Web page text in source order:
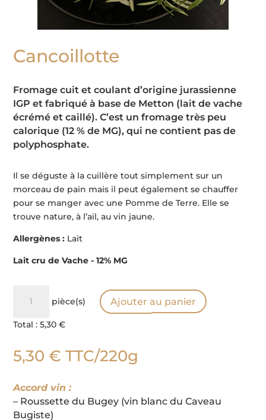
Cancoillotte
Fromage cuit et coulant d’origine jurassienne
IGP et fabriqué à base de Metton (lait de vache
écrémé et caillé). C’est un fromage très peu
calorique (12 % de MG), qui ne contient pas de
polyphosphate.
Il se déguste à la cuillère tout simplement sur un
morceau de pain mais il peut également se chauffer
pour se manger avec une Pomme de Terre. Elle se
trouve nature, à l’ail, au vin jaune.
Allergènes : Lait
Lait cru de Vache - 12% MG
Cancoillotte
pièce(s) Ajouter au panier
Total :5,30 €
5,30€ TTC/220g
Accord vin :
– Roussette du Bugey (vin blanc du Caveau
Bugiste)